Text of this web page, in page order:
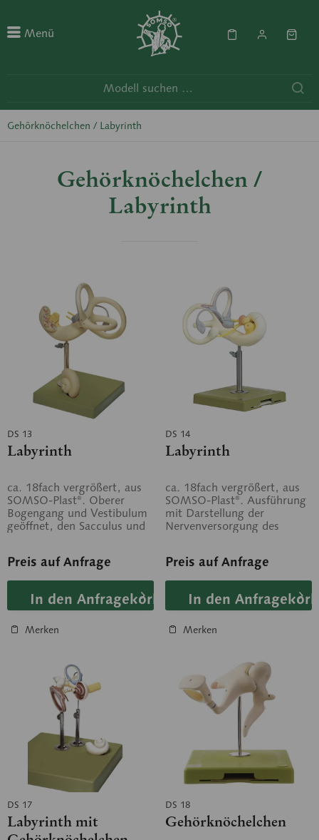
Menü
Gehörknöchelchen / Labyrinth
Gehörknöchelchen /
Labyrinth
DS 13
Labyrinth
ca. 18fach vergrößert, aus
SOMSO-Plast®. Oberer
Bogengang und Vestibulum
geöffnet, den Sacculus und
Preis auf Anfrage
In den Anfragekorb
Merken
DS 14
Labyrinth
ca. 18fach vergrößert, aus
SOMSO-Plast®. Ausführung
mit Darstellung der
Nervenversorgung des
Preis auf Anfrage
In den Anfragekorb
Merken
DS 17
Labyrinth mit
DS 18
Gehörknöchelchen